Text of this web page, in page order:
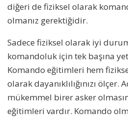
diğeri de fiziksel olarak
olmanız gerektiğidir.
Sadece fiziksel olarak iyi
komandoluk için tek başına
Komando eğitimleri hem
olarak dayanıklılığınızı ölçer.
mükemmel birer asker
eğitimleri vardır. Komando